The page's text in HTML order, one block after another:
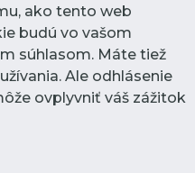
ako tento web
budú vo vašom
súhlasom. Máte tiež
Ale odhlásenie
ovplyvniť váš zážitok